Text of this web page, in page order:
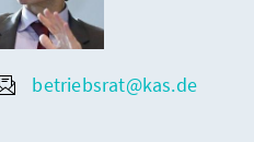
betriebsrat@kas.de